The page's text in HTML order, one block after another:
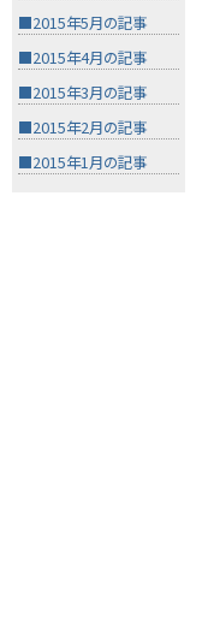
■2015年5月の記事
■2015年4月の記事
■2015年3月の記事
■2015年2月の記事
■2015年1月の記事